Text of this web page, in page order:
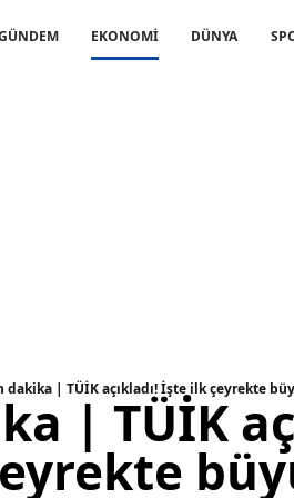
EKONOMİ DÜNYA
dakika | TÜİK açıkladı! İşte ilk çeyrekte
| TÜİK